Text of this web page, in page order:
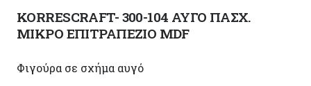
KORRESCRAFT- 300-104 ΑΥΓΟ ΠΑΣΧ.
ΜΙΚΡΟ ΕΠΙΤΡΑΠΕΖΙΟ MDF
Φιγούρα σε σχήμα αυγό